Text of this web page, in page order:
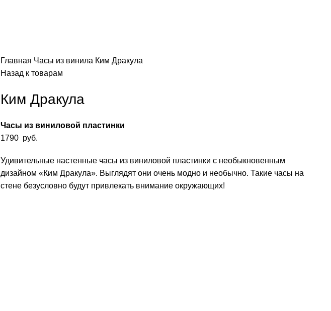
Главная Часы из винила Ким Дракула
Назад к товарам
Ким Дракула
Часы из виниловой пластинки
1790 руб.
Удивительные настенные часы из виниловой пластинки с необыкновенным
дизайном «Ким Дракула». Выглядят они очень модно и необычно. Такие часы на
стене безусловно будут привлекать внимание окружающих!